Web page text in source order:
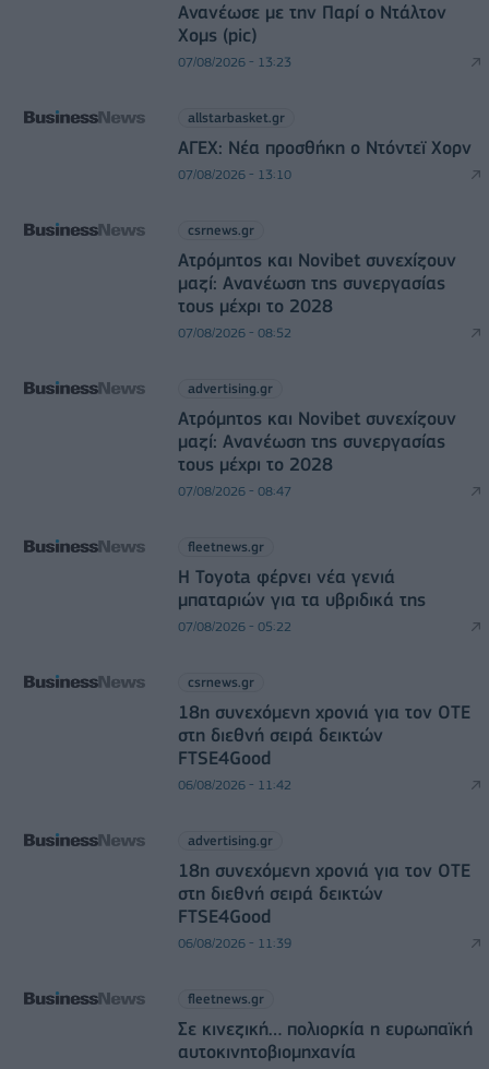
Ανανέωσε με την Παρί ο Ντάλτον
Χομς (pic)
07/08/2026 - 13:23
allstarbasket.gr
ΑΓΕΧ: Νέα προσθήκη ο Ντόντεϊ Χορν
07/08/2026 - 13:10
csrnews.gr
Ατρόμητος και Novibet συνεχίζουν
μαζί: Ανανέωση της συνεργασίας
τους μέχρι το 2028
07/08/2026 - 08:52
advertising.gr
Ατρόμητος και Novibet συνεχίζουν
μαζί: Ανανέωση της συνεργασίας
τους μέχρι το 2028
07/08/2026 - 08:47
fleetnews.gr
Η Toyota φέρνει νέα γενιά
μπαταριών για τα υβριδικά της
07/08/2026 - 05:22
csrnews.gr
18η συνεχόμενη χρονιά για τον ΟΤΕ
στη διεθνή σειρά δεικτών
FTSE4Good
06/08/2026 - 11:42
advertising.gr
18η συνεχόμενη χρονιά για τον ΟΤΕ
στη διεθνή σειρά δεικτών
FTSE4Good
06/08/2026 - 11:39
fleetnews.gr
Σε κινεζική… πολιορκία η ευρωπαϊκή
αυτοκινητοβιομηχανία